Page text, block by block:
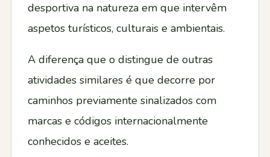
Participações
Diversos
Contactos
desportiva na natureza em que intervêm
aspetos turísticos, culturais e ambientais.
A diferença que o distingue de outras
atividades similares é que decorre por
caminhos previamente sinalizados com
marcas e códigos internacionalmente
conhecidos e aceites.